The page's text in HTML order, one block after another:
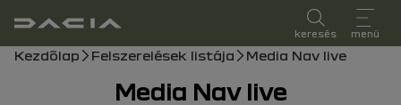
felhasználói kézikönyv
keresés menü
Morzsa
Kezdőlap Felszerelések listája Media Nav live
Media Nav live